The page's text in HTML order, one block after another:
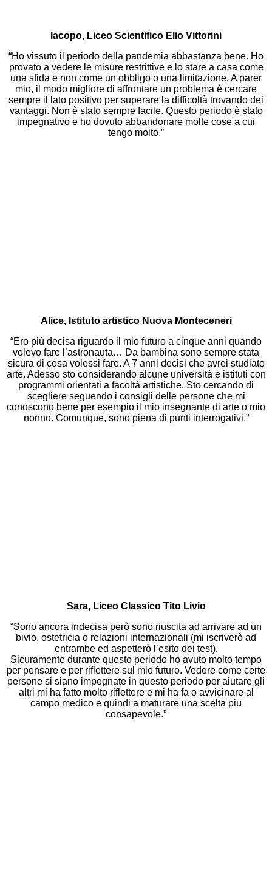
Iacopo, Liceo Scientifico Elio Vittorini
“Ho vissuto il periodo della pandemia abbastanza bene. Ho
provato a vedere le misure restrittive e lo stare a casa come
una sfida e non come un obbligo o una limitazione. A parer
mio, il modo migliore di affrontare un problema è cercare
sempre il lato positivo per superare la difficoltà trovando dei
vantaggi. Non è stato sempre facile. Questo periodo è stato
impegnativo e ho dovuto abbandonare molte cose a cui
tengo molto.”
Alice, Istituto artistico Nuova Monteceneri
“Ero più decisa riguardo il mio futuro a cinque anni quando
volevo fare l’astronauta… Da bambina sono sempre stata
sicura di cosa volessi fare. A 7 anni decisi che avrei studiato
arte. Adesso sto considerando alcune università e istituti con
programmi orientati a facoltà artistiche. Sto cercando di
scegliere seguendo i consigli delle persone che mi
conoscono bene per esempio il mio insegnante di arte o mio
nonno. Comunque, sono piena di punti interrogativi.”
Sara, Liceo Classico Tito Livio
“Sono ancora indecisa però sono riuscita ad arrivare ad un
bivio, ostetricia o relazioni internazionali (mi iscriverò ad
entrambe ed aspetterò l’esito dei test).
Sicuramente durante questo periodo ho avuto molto tempo
per pensare e per riflettere sul mio futuro. Vedere come certe
persone si siano impegnate in questo periodo per aiutare gli
altri mi ha fatto molto riflettere e mi ha fa o avvicinare al
campo medico e quindi a maturare una scelta più
consapevole.”